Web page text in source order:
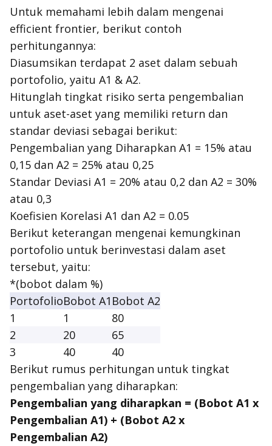
Untuk memahami lebih dalam mengenai
efficient frontier, berikut contoh
perhitungannya:
Diasumsikan terdapat 2 aset dalam sebuah
portofolio, yaitu A1 & A2.
Hitunglah tingkat risiko serta pengembalian
untuk aset-aset yang memiliki return dan
standar deviasi sebagai berikut:
Pengembalian yang Diharapkan A1 = 15% atau
0,15 dan A2 = 25% atau 0,25
Standar Deviasi A1 = 20% atau 0,2 dan A2 = 30%
atau 0,3
Koefisien Korelasi A1 dan A2 = 0.05
Berikut keterangan mengenai kemungkinan
portofolio untuk berinvestasi dalam aset
tersebut, yaitu:
*(bobot dalam %)
PortofolioBobot A1 Bobot A2
1
1
80
2
20
65
3
40
40
Berikut rumus perhitungan untuk tingkat
pengembalian yang diharapkan:
Pengembalian yang diharapkan = (Bobot A1 x
Pengembalian A1) + (Bobot A2 x
Pengembalian A2)